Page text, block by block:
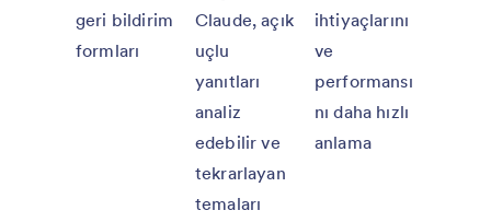
geri bildirim
formları
Claude, açık
uçlu
yanıtları
analiz
edebilir ve
tekrarlayan
temaları
ihtiyaçlarını
ve
performansı
nı daha hızlı
anlama